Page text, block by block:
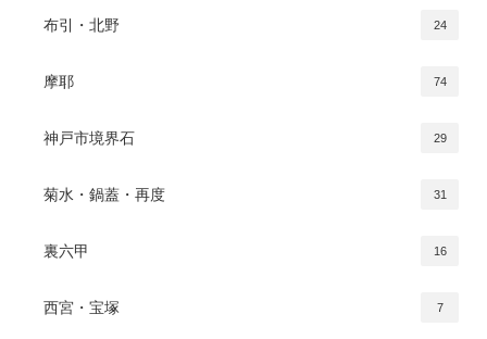
布引・北野 24
摩耶 74
神戸市境界石 29
菊水・鍋蓋・再度 31
裏六甲 16
西宮・宝塚 7